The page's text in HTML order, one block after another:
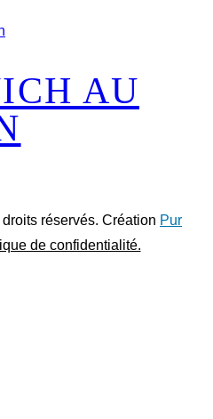
AU
réservés. Création Pur
de confidentialité.